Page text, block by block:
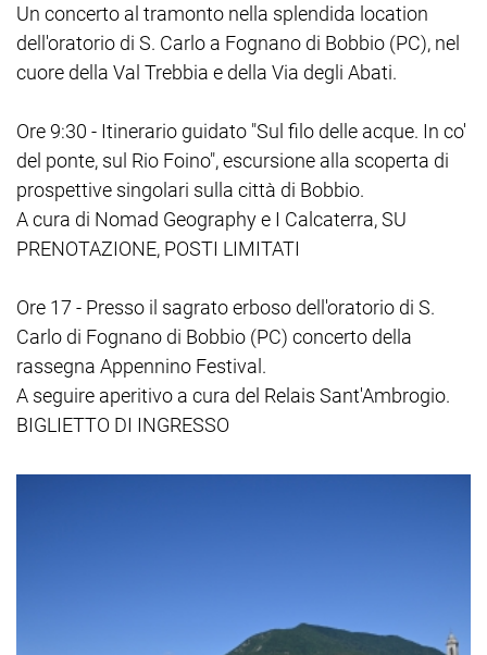
Un concerto al tramonto nella splendida location
dell'oratorio di S. Carlo a Fognano di Bobbio (PC), nel
cuore della Val Trebbia e della Via degli Abati.
Ore 9:30 - Itinerario guidato "Sul filo delle acque. In co'
del ponte, sul Rio Foino", escursione alla scoperta di
prospettive singolari sulla città di Bobbio.
A cura di Nomad Geography e I Calcaterra, SU
PRENOTAZIONE, POSTI LIMITATI
Ore 17 - Presso il sagrato erboso dell'oratorio di S.
Carlo di Fognano di Bobbio (PC) concerto della
rassegna Appennino Festival.
A seguire aperitivo a cura del Relais Sant'Ambrogio.
BIGLIETTO DI INGRESSO